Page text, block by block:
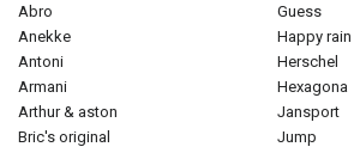
abro
anekke
antoni
armani
arthur & aston
bric's original
guess
happy rain
herschel
hexagona
jansport
jump